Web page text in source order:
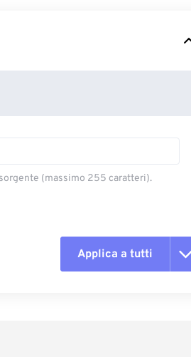
(massimo 255 caratteri).
Applica a tutti